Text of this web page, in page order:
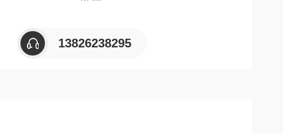
13826238295